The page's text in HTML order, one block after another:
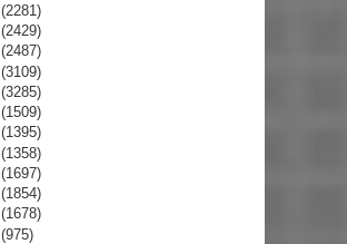
(2281)
(2429)
(2487)
(3109)
(3285)
(1509)
(1395)
(1358)
(1697)
(1854)
(1678)
(975)